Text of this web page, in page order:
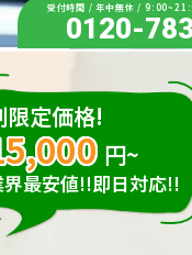
受付時間 / 年中無休 /
0120-
限定価格!
円~
最安値!!即日対応!!